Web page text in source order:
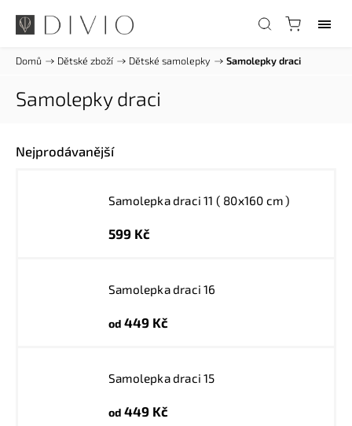
Domů / Dětské zboží / Dětské samolepky / Samolepky draci
Samolepky draci
Nejprodávanější
Samolepka draci 11 ( 80x160 cm )
599 Kč
Samolepka draci 16
od 449 Kč
Samolepka draci 15
od 449 Kč